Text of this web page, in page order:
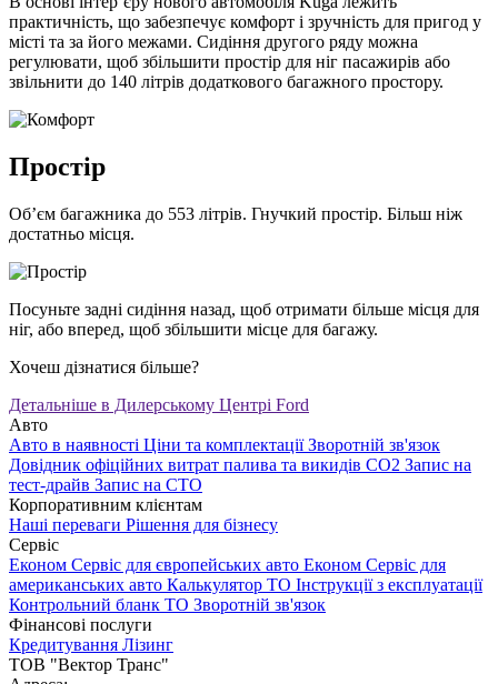
практичність, що забезпечує комфорт і зручність для пригод у
місті та за його межами. Сидіння другого ряду можна
регулювати, щоб збільшити простір для ніг пасажирів або
звільнити до 140 літрів додаткового багажного простору.
Простір
Об’єм багажника до 553 літрів. Гнучкий простір. Більш ніж
достатньо місця.
Посуньте задні сидіння назад, щоб отримати більше місця для
ніг, або вперед, щоб збільшити місце для багажу.
Хочеш дізнатися більше?
Детальніше в Дилерському Центрі Ford
Авто
Авто в наявності Ціни та комплектаціїЗворотній зв'язок
Довідник офіційних витрат палива та викидів СО2 Запис на
тест-драйв Запис на СТО
Корпоративним клієнтам
Наші переваги Рішення для бізнесу
Сервіс
Економ Сервіс для європейських авто Економ Сервіс для
американських авто Калькулятор ТО Інструкції з експлуатації
Контрольний бланк ТО Зворотній зв'язок
Фінансові послуги
Кредитування Лізинг
ТОВ "Вектор Транс"